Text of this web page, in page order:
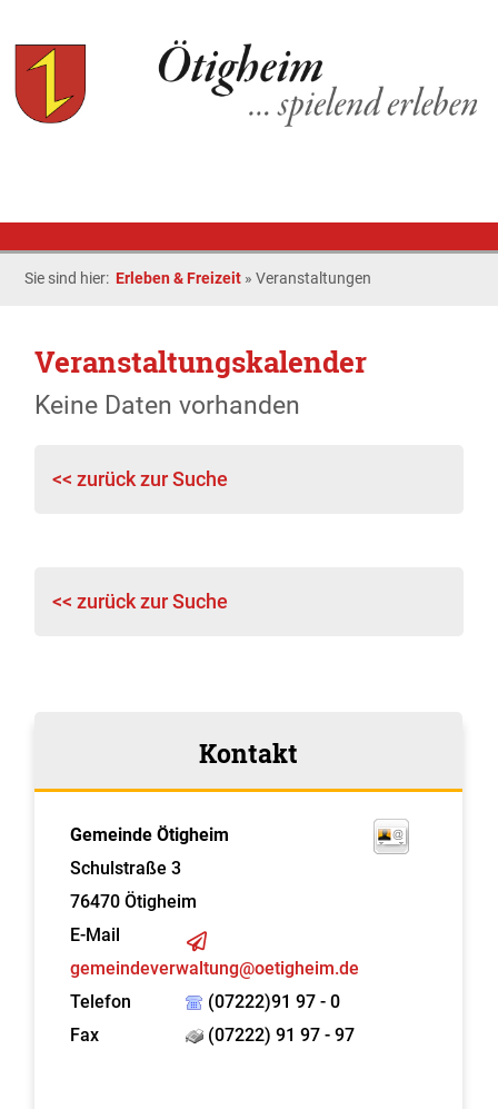
Sie sind hier: Erleben & Freizeit »Veranstaltungen
Veranstaltungskalender
Keine Daten vorhanden
<< zurück zur Suche
<< zurück zur Suche
Kontakt
Gemeinde Ötigheim
Schulstraße 3
76470 Ötigheim
E-Mail
gemeindeverwaltung@oetigheim.de
Telefon
(07222)91 97 - 0
Fax
(07222) 91 97 - 97